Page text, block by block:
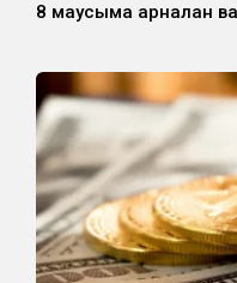
8 маусымға арналған